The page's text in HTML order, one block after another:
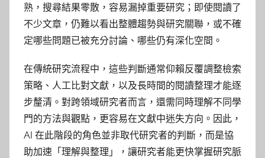
熟，搜尋結果零散，容易漏掉重要研究；即使閱讀了
不少文章，仍難以看出整體趨勢與研究關聯，或不確
定哪些問題已被充分討論、哪些仍有深化空間。
在傳統研究流程中，這些判斷通常仰賴反覆調整檢索
策略、人工比對文獻，以及長時間的閱讀整理才能逐
步釐清。對跨領域研究者而言，還需同時理解不同學
門的方法與觀點，更容易在文獻中迷失方向。因此，
AI 在此階段的角色並非取代研究者的判斷，而是協
助加速「理解與整理」，讓研究者能更快掌握研究脈